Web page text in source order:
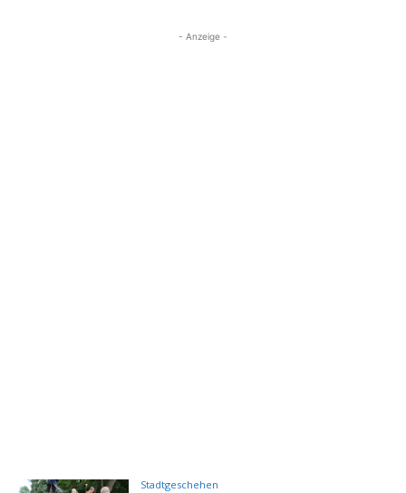
- Anzeige -
Stadtgeschehen